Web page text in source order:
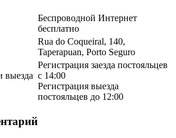
Беспроводной Интернет
бесплатно
Rua do Coqueiral, 140,
Taperapuan, Porto Seguro
выезда
Регистрация заезда постояльцев
с 14:00
Регистрация выезда
постояльцев до 12:00